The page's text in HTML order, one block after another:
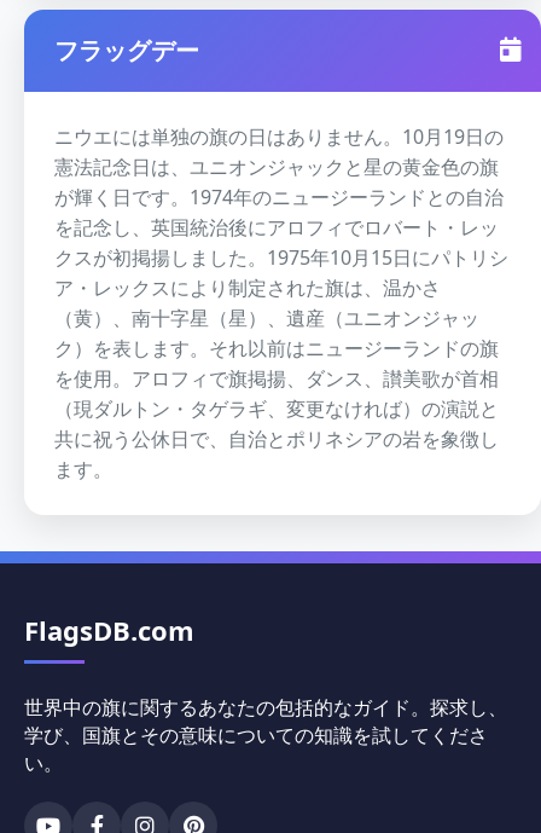
フラッグデー
ニウエには単独の旗の日はありません。10月19日の
憲法記念日は、ユニオンジャックと星の黄金色の旗
が輝く日です。1974年のニュージーランドとの自治
を記念し、英国統治後にアロフィでロバート・レッ
クスが初掲揚しました。1975年10月15日にパトリシ
ア・レックスにより制定された旗は、温かさ
（黄）、南十字星（星）、遺産（ユニオンジャッ
ク）を表します。それ以前はニュージーランドの旗
を使用。アロフィで旗掲揚、ダンス、讃美歌が首相
（現ダルトン・タゲラギ、変更なければ）の演説と
共に祝う公休日で、自治とポリネシアの岩を象徴し
ます。
FlagsDB.com
世界中の旗に関するあなたの包括的なガイド。探求し、
学び、国旗とその意味についての知識を試してくださ
い。